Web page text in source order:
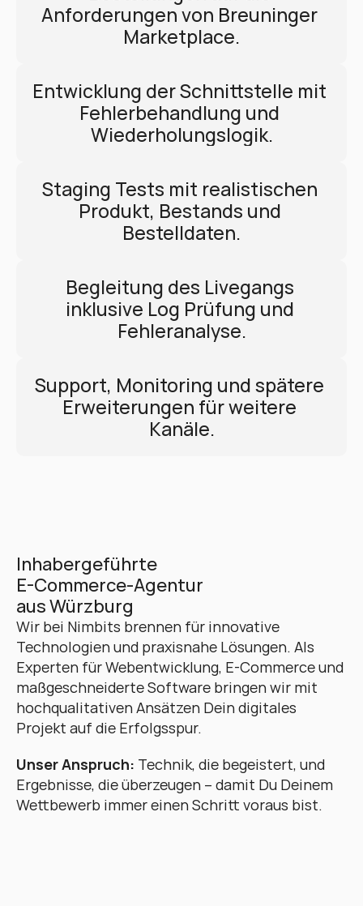
Anforderungen von Breuninger
Marketplace.
Entwicklung der Schnittstelle mit
Fehlerbehandlung und
Wiederholungslogik.
Staging Tests mit realistischen
Produkt, Bestands und
Bestelldaten.
Begleitung des Livegangs
inklusive Log Prüfung und
Fehleranalyse.
Support, Monitoring und spätere
Erweiterungen für weitere
Kanäle.
Inhabergeführte
E-Commerce-Agentur
aus Würzburg
Wir bei Nimbits brennen für innovative
Technologien und praxisnahe Lösungen. Als
Experten für Webentwicklung, E-Commerce und
maßgeschneiderte Software bringen wir mit
hochqualitativen Ansätzen Dein digitales
Projekt auf die Erfolgsspur.
Unser Anspruch: Technik, die begeistert, und
Ergebnisse, die überzeugen – damit Du Deinem
Wettbewerb immer einen Schritt voraus bist.